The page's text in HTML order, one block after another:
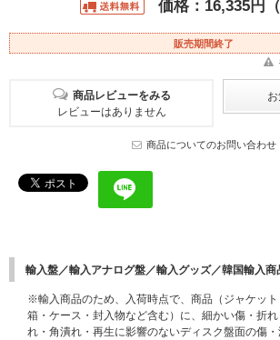
価格：16,335円（
販売期間終了
商品レビューをみる
レビューはありません
商品についてのお問い合わせ
輸入盤／輸入アナログ盤／輸入グッズ／韓国輸入
※輸入商品のため、入荷時点で、商品（ジャケッ
箱・ケース・封入物など含む）に、細かい傷・折
れ・角潰れ・再生に影響のないディスク盤面の傷